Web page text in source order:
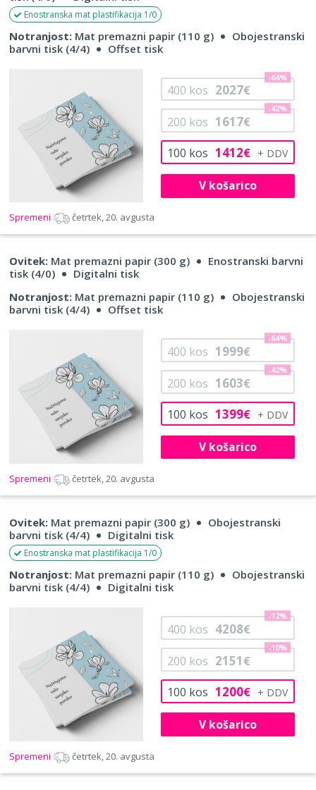
Enostranska mat plastifikacija 1/0
Notranjost: Mat premazni papir (110 g)
Obojestranski
barvni tisk (4/4)
Offset tisk
100 kos 1412€
200 kos 1617€
-42%
400 kos 2027€
-64%
V košarico
Spremeni četrtek, 20. avgusta
Ovitek: Mat premazni papir (300 g)
Enostranski barvni
tisk (4/0)
Digitalni tisk
Notranjost: Mat premazni papir (110 g)
Obojestranski
barvni tisk (4/4)
Offset tisk
100 kos 1399€
200 kos 1603€
-42%
400 kos 1999€
-64%
V košarico
Spremeni četrtek, 20. avgusta
Ovitek: Mat premazni papir (300 g)
Obojestranski
barvni tisk (4/4)
Digitalni tisk
Enostranska mat plastifikacija 1/0
Notranjost: Mat premazni papir (110 g)
Obojestranski
barvni tisk (4/4)
Digitalni tisk
100 kos 1200€
200 kos 2151€
-10%
400 kos 4208€
-12%
V košarico
Spremeni četrtek, 20. avgusta